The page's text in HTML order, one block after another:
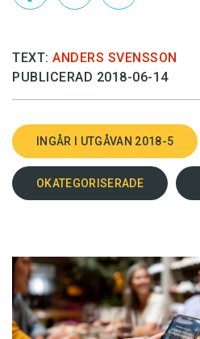
TEXT: ANDERS SVENSSON
PUBLICERAD 2018-06-14
INGÅR I UTGÅVAN 2018-5
OKATEGORISERADE